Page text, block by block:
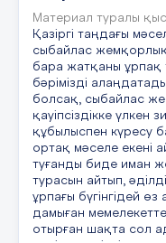
Балалар
ұнады ма?
Ойын :Өз
Қорытынды:
Арта берсін
Көк байрағың
Егеменді елім
Құрметті
Республика
«Қазақстан-
ашық тәрбие
Психолог:
бірнеше
Алдыңдағы
мен айтқан
да, оны
нұсқау
Бірінші
алдындағы
Ойнайық та,
ойлайық»
(ҰОҚ)
Материал туралы
Қазіргі таңдағы
сыбайлас
бара жатқаны ұрпақ
бәрімізді
болсақ, сыбайлас
қауіпсіздікке үлкен
құбылыспен күресу
ортақ мәселе екені
туғанды биде иман
турасын айтып,
ұрпағы бүгінгідей
дамыған
отырған шақта сол